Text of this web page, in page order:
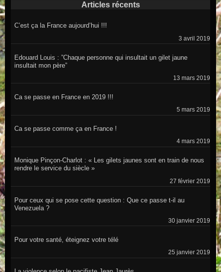
Articles récents
C’est ça la France aujourd’hui !!!
3 avril 2019
Edouard Louis : ”Chaque personne qui insultait un gilet jaune
insultait mon père”
13 mars 2019
Ca se passe en France en 2019 !!!
5 mars 2019
Ca se passe comme ça en France !
4 mars 2019
Monique Pinçon-Charlot : « Les gilets jaunes sont en train de nous
rendre le service du siècle »
27 février 2019
Pour ceux qui se pose cette question : Que ce passe t-il au
Venezuela ?
30 janvier 2019
Pour votre santé, éteignez votre télé
25 janvier 2019